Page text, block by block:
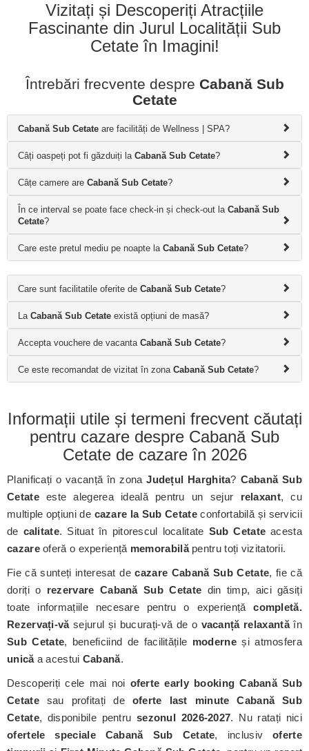
Vizitați și Descoperiți Atracțiile
Fascinante din Jurul Localității Sub
Cetate în Imagini!
Întrebări frecvente despre Cabană Sub
Cetate
Cabană Sub Cetate are facilități de Wellness | SPA?
Câți oaspeți pot fi găzduiți la Cabană Sub Cetate?
Câțe camere are Cabană Sub Cetate?
În ce interval se poate face check-in și check-out la Cabană Sub
Cetate?
Care este pretul mediu pe noapte la Cabană Sub Cetate?
Care sunt facilitatile oferite de Cabană Sub Cetate?
La Cabană Sub Cetate există opțiuni de masă?
Accepta vouchere de vacanta Cabană Sub Cetate?
Ce este recomandat de vizitat în zona Cabană Sub Cetate?
Informații utile și termeni frecvent căutați
pentru cazare despre Cabană Sub
Cetate de cazare în 2026
Planificați o vacanță în zonaJudețul Harghita? Cabană Sub
Cetateeste alegerea ideală pentru un sejur relaxant, cu
multiple opțiuni de cazare la Sub Cetate confortabilă și servicii
de calitate. Situat în pitorescul localitate Sub Cetate acesta
cazareoferă o experiență memorabilăpentru toți vizitatorii.
Fie că sunteți interesat decazare Cabană Sub Cetate, fie că
doriți o rezervare Cabană Sub Cetate din timp, aici găsiți
toate informațiile necesare pentru o experiențăcompletă.
Rezervați-văsejurul și bucurați-vă de o vacanță relaxantăîn
Sub Cetate, beneficiind de facilitățile moderneși atmosfera
unicăa acestui Cabană.
Descoperiți cele mai noi oferte early booking Cabană Sub
Cetatesau profitați de oferte last minute Cabană Sub
Cetate, disponibile pentru sezonul 2026-2027. Nu ratați nici
ofertele speciale Cabană Sub Cetate, inclusivoferte